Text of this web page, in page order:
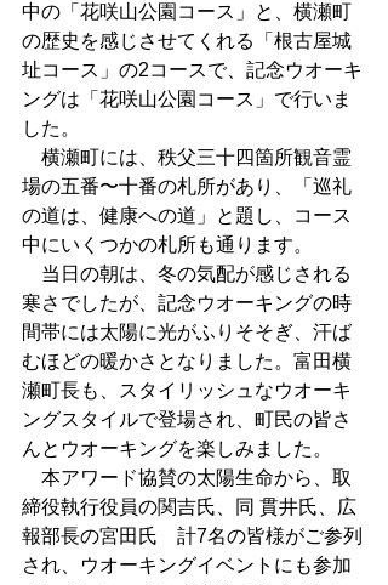
中の「花咲山公園コース」と、横瀬町
の歴史を感じさせてくれる「根古屋城
址コース」の2コースで、記念ウオーキ
ングは「花咲山公園コース」で行いま
した。
横瀬町には、秩父三十四箇所観音霊
場の五番〜十番の札所があり、「巡礼
の道は、健康への道」と題し、コース
中にいくつかの札所も通ります。
当日の朝は、冬の気配が感じされる
寒さでしたが、記念ウオーキングの時
間帯には太陽に光がふりそそぎ、汗ば
むほどの暖かさとなりました。富田横
瀬町長も、スタイリッシュなウオーキ
ングスタイルで登場され、町民の皆さ
んとウオーキングを楽しみました。
本アワード協賛の太陽生命から、取
締役執行役員の関吉氏、同 貫井氏、広
報部長の宮田氏　計7名の皆様がご参列
され、ウオーキングイベントにも参加